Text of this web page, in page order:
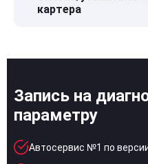
картера
Запись на
параметру
Автосервис №1 по